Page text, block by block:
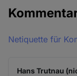
Netiquette für
Hans Trutnau